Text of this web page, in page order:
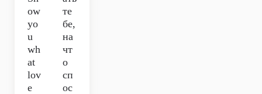
ow
yo
u
wh
at
lov
e
те
бе,
на
чт
о
сп
ос